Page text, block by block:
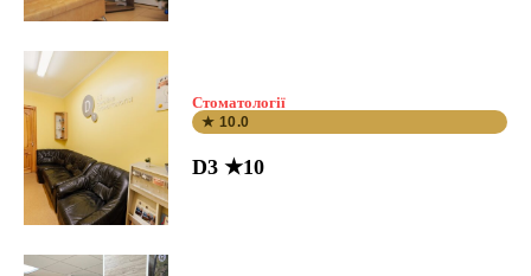
Стоматології
★ 10.0
D3 ★10